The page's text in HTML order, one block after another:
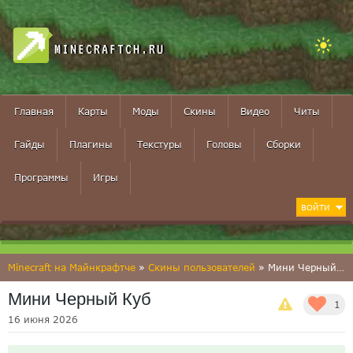
MINECRAFTCH.RU
Главная Карты Моды Скины Видео Читы
Гайды Плагины Текстуры Головы Сборки
Программы Игры
ВОЙТИ
Minecraft на Майнкрафтче » Скины пользователей » Мини Черный Куб
1
Мини Черный Куб
16 июня 2026